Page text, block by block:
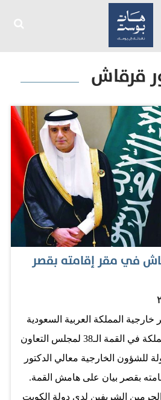
قرقاش
في مقر إقامته بقصر
خارجية المملكة العربية السعودية
الشقيقة ورئيس وفد المملكة في القمة الـ38 لمجلس التعاون
للشؤون الخارجية معالي الدكتور
بقصر بيان على هامش القمة.
الشريفين لدى دولة الكويت